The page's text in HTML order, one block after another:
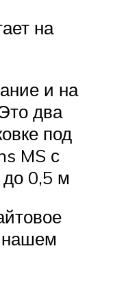
на
и на
два
под
MS с
до 0,5 м
нашем